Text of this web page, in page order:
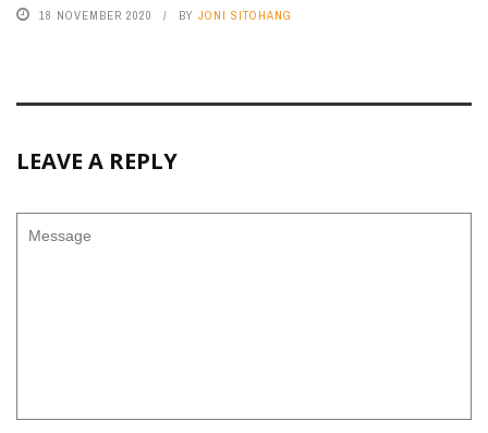
18 NOVEMBER 2020 BY JONI SITOHANG
LEAVE A REPLY